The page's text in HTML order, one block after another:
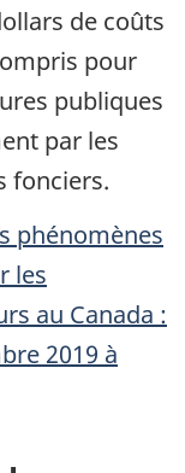
de coûts
pour
publiques
par les
fonciers.
phénomènes
les
au Canada :
2019 à